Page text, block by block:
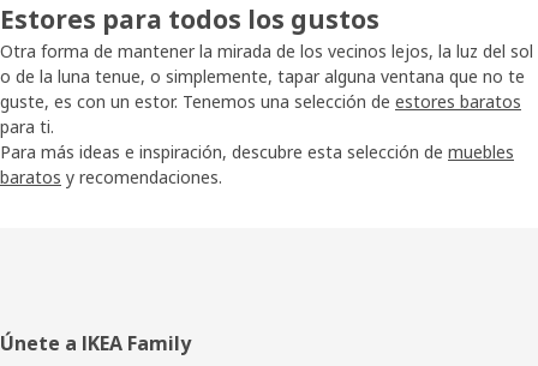
Estores para todos los gustos
Otra forma de mantener la mirada de los vecinos lejos, la luz del sol
o de la luna tenue, o simplemente, tapar alguna ventana que no te
guste, es con un estor. Tenemos una selección de estores baratos
para ti.
Para más ideas e inspiración, descubre esta selección de muebles
baratos y recomendaciones.
Pie
Únete a IKEA Family